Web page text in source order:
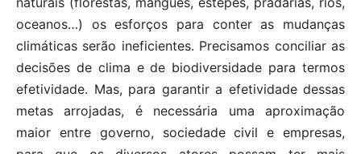
oceanos…) os esforços para conter as mudanças
climáticas serão ineficientes. Precisamos conciliar as
decisões de clima e de biodiversidade para termos
efetividade. Mas, para garantir a efetividade dessas
metas arrojadas, é necessária uma aproximação
maior entre governo, sociedade civil e empresas,